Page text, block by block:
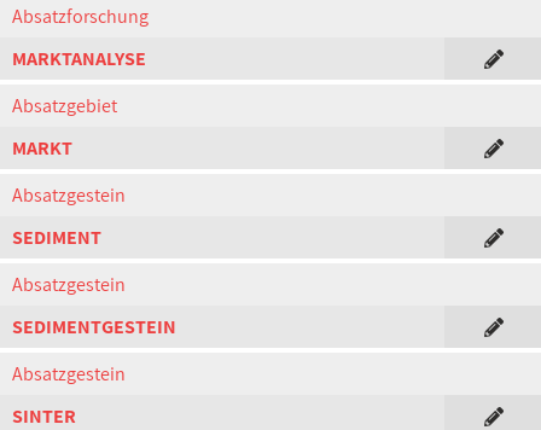
Absatzforschung
MARKTANALYSE
Absatzgebiet
MARKT
Absatzgestein
SEDIMENT
Absatzgestein
SEDIMENTGESTEIN
Absatzgestein
SINTER